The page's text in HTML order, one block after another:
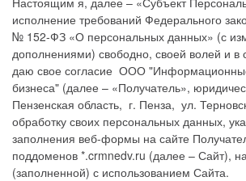
исполнение требований Федерального
№ 152-ФЗ «О персональных данных» (с
дополнениями) свободно, своей волей и в
даю свое согласие ООО
бизнеса" (далее – «Получатель»,
Пензенская область, г. Пенза, ул.
обработку своих персональных данных,
заполнения веб-формы на сайте
поддоменов *.crmnedv.ru (далее – Сайт),
(заполненной) с использованием Сайта.